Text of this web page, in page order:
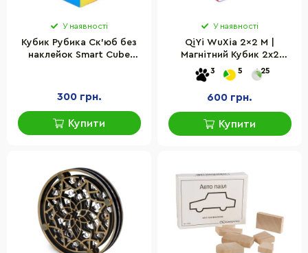
У наявності
Кубик Рубика Ск'юб без
наклейок Smart Cube
300 грн.
Купити
У наявності
QiYi WuXia 2x2 M |
Магнітний Кубик 2х2
колор MG2010
3 5 25
600 грн.
Купити